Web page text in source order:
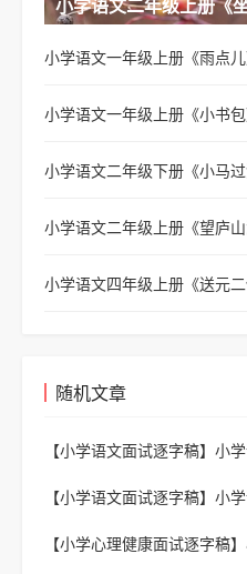
小学语文二年级上册《
小学语文一年级上册《雨点
小学语文一年级上册《小书
小学语文二年级下册《小马
小学语文二年级上册《望庐
小学语文四年级上册《送元
随机文章
【小学语文面试逐字稿】 小
【小学语文面试逐字稿】 小
【小学心理健康面试逐字稿】